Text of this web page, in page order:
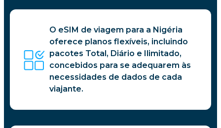
O eSIM de viagem para a Nigéria
oferece planos flexíveis, incluindo
pacotes Total, Diário e Ilimitado,
concebidos para se adequarem às
necessidades de dados de cada
viajante.